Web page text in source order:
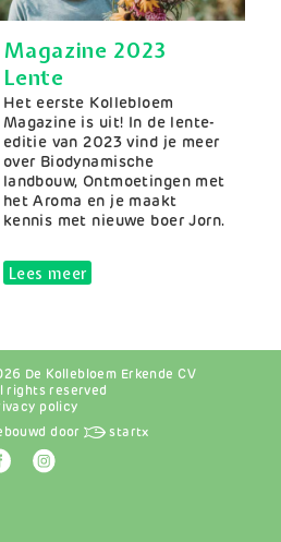
Magazine 2023
Lente
Samenvatting
Het eerste Kollebloem
Magazine is uit! In de lente-
editie van 2023 vind je meer
over Biodynamische
landbouw, Ontmoetingen met
het Aroma en je maakt
kennis met nieuwe boer Jorn.
Lees meerover Magazine 2023 Lente
De Kollebloem Erkende CV
rights reserved
policy
door startx
Afbeelding